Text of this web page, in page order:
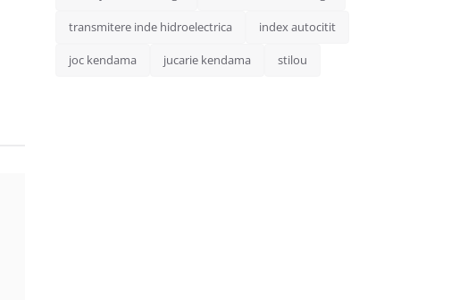
transmitere inde hidroelectrica index autocitit
joc kendama jucarie kendama stilou